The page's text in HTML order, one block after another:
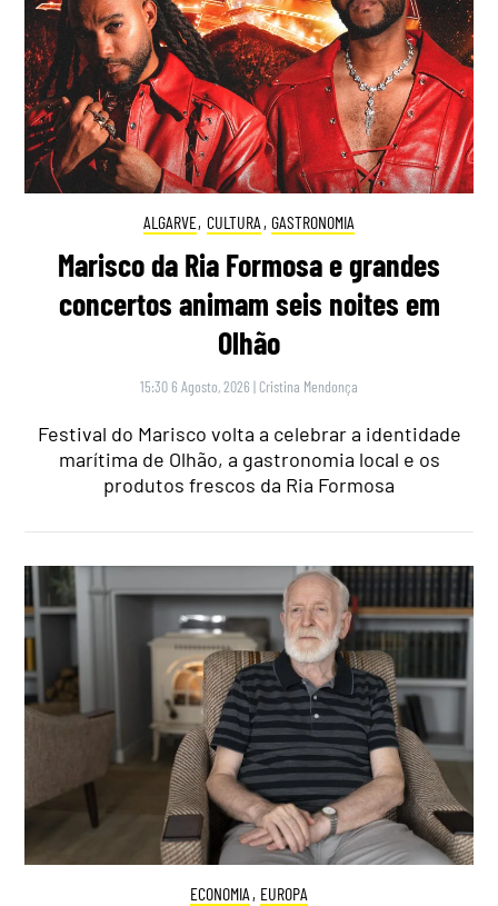
ALGARVE, CULTURA , GASTRONOMIA
Marisco da Ria Formosa e grandes
concertos animam seis noites em
Olhão
15:30 6 Agosto, 2026 | Cristina Mendonça
Festival do Marisco volta a celebrar a identidade
marítima de Olhão, a gastronomia local e os
produtos frescos da Ria Formosa
ECONOMIA , EUROPA